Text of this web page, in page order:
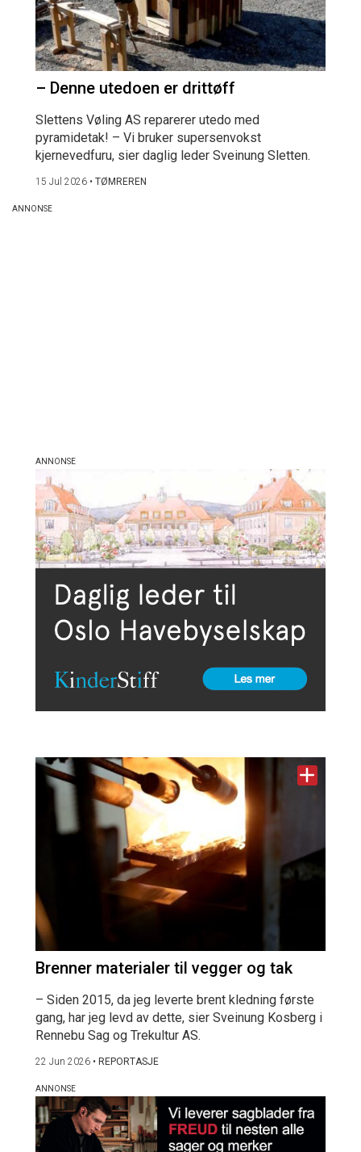
– Denne utedoen er drittøff
Slettens Vøling AS reparerer utedo med
pyramidetak! – Vi bruker supersenvokst
kjernevedfuru, sier daglig leder Sveinung Sletten.
15 Jul 2026 • TØMREREN
Brenner materialer til vegger og tak
– Siden 2015, da jeg leverte brent kledning første
gang, har jeg levd av dette, sier Sveinung Kosberg i
Rennebu Sag og Trekultur AS.
22 Jun 2026 • REPORTASJE